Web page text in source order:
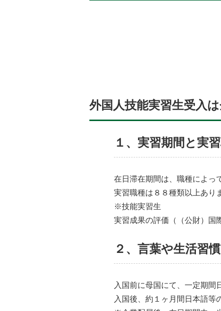
外国人技能実習生受入
１、実習期間と実
在日滞在期間は、職種によっ
実習職種は８８種類以上あり
※技能実習生
実習成果の評価（（公財）国
２、言葉や生活習慣
入国前に母国にて、一定期間
入国後、約１ヶ月間日本語等